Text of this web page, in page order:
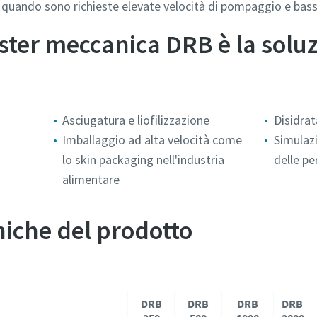
sono richieste elevate velocità di pompaggio e
meccanica DRB è la
Asciugatura e liofilizzazione
Imballaggio ad alta velocità come
lo skin packaging nell'industria
alimentare
delle
del prodotto
DRB
DRB
DRB
DRB